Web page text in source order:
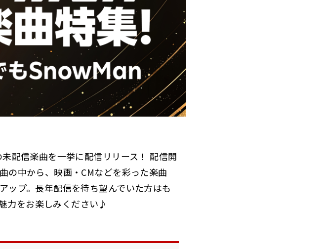
配信楽曲を一挙に配信リリース！ 配信開
の中から、映画・CMなどを彩った楽曲
ップ。長年配信を待ち望んでいた方はも
力をお楽しみください♪